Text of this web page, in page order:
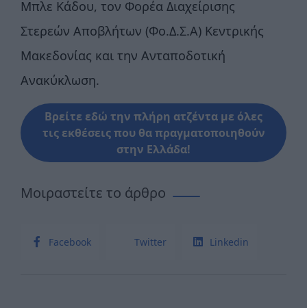
Μπλε Κάδου, τον Φορέα Διαχείρισης
Στερεών Αποβλήτων (Φο.Δ.Σ.Α) Κεντρικής
Μακεδονίας και την Ανταποδοτική
Ανακύκλωση.
Βρείτε εδώ την πλήρη ατζέντα με όλες
τις εκθέσεις που θα πραγματοποιηθούν
στην Ελλάδα!
Μοιραστείτε το άρθρο
Facebook Twitter Linkedin